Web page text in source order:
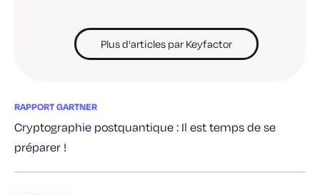
Plus d'articles par Keyfactor
RAPPORT GARTNER
Cryptographie postquantique : Il est temps de se
préparer !